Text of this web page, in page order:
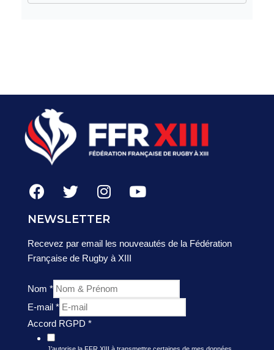
NEWSLETTER
Recevez par email les nouveautés de la Fédération
Française de Rugby à XIII
Nom *
E-mail *
Accord RGPD *